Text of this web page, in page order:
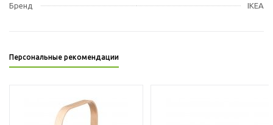
Бренд IKEA
Персональные рекомендации